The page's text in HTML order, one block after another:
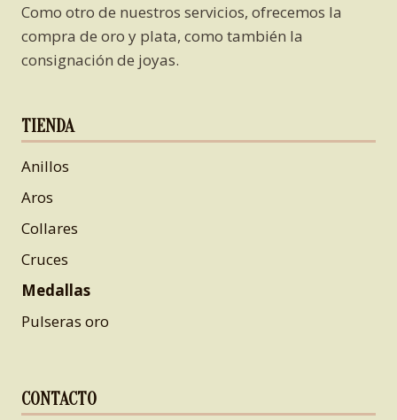
Como otro de nuestros servicios, ofrecemos la
compra de oro y plata, como también la
consignación de joyas.
TIENDA
Anillos
Aros
Collares
Cruces
Medallas
Pulseras oro
CONTACTO